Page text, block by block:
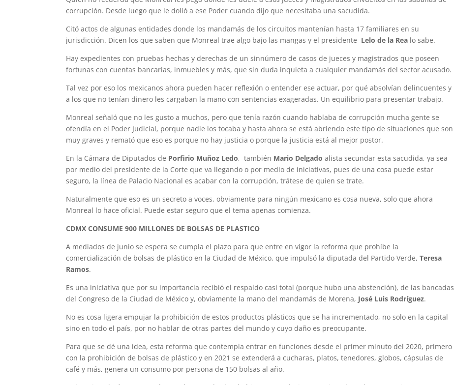
corrupción. Desde luego que le dolió a ese Poder cuando dijo que necesitaba una sacudida.
Citó actos de algunas entidades donde los mandamás de los circuitos mantenían hasta 17 familiares en su
jurisdicción. Dicen los que saben que Monreal trae algo bajo las mangas y el presidente Lelo de la Rea lo sabe.
Hay expedientes con pruebas hechas y derechas de un sinnúmero de casos de jueces y magistrados que poseen
fortunas con cuentas bancarias, inmuebles y más, que sin duda inquieta a cualquier mandamás del sector acusado.
Tal vez por eso los mexicanos ahora pueden hacer reflexión o entender ese actuar, por qué absolvían delincuentes y
a los que no tenían dinero les cargaban la mano con sentencias exageradas. Un equilibrio para presentar trabajo.
Monreal señaló que no les gusto a muchos, pero que tenía razón cuando hablaba de corrupción mucha gente se
ofendía en el Poder Judicial, porque nadie los tocaba y hasta ahora se está abriendo este tipo de situaciones que son
muy graves y remató que eso es porque no hay justicia o porque la justicia está al mejor postor.
En la Cámara de Diputados de Porfirio Muñoz Ledo, también Mario Delgado alista secundar esta sacudida, ya sea
por medio del presidente de la Corte que va llegando o por medio de iniciativas, pues de una cosa puede estar
seguro, la línea de Palacio Nacional es acabar con la corrupción, trátese de quien se trate.
Naturalmente que eso es un secreto a voces, obviamente para ningún mexicano es cosa nueva, solo que ahora
Monreal lo hace oficial. Puede estar seguro que el tema apenas comienza.
CDMX CONSUME 900 MILLONES DE BOLSAS DE PLASTICO
A mediados de junio se espera se cumpla el plazo para que entre en vigor la reforma que prohíbe la
comercialización de bolsas de plástico en la Ciudad de México, que impulsó la diputada del Partido Verde,Teresa
Ramos.
Es una iniciativa que por su importancia recibió el respaldo casi total (porque hubo una abstención), de las bancadas
del Congreso de la Ciudad de México y, obviamente la mano del mandamás de Morena, José Luis Rodríguez.
No es cosa ligera empujar la prohibición de estos productos plásticos que se ha incrementado, no solo en la capital
sino en todo el país, por no hablar de otras partes del mundo y cuyo daño es preocupante.
Para que se dé una idea, esta reforma que contempla entrar en funciones desde el primer minuto del 2020, primero
con la prohibición de bolsas de plástico y en 2021 se extenderá a cucharas, platos, tenedores, globos, cápsulas de
café y más, genera un consumo por persona de 150 bolsas al año.